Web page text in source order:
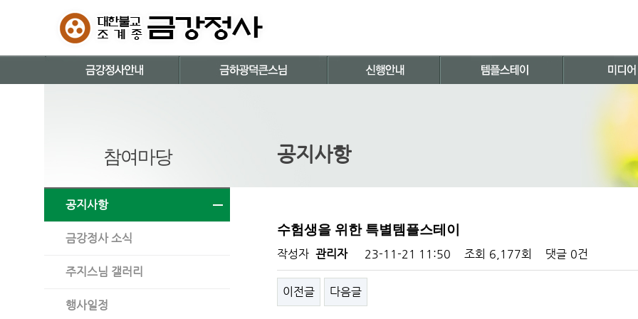
참여마당
공지사항
금강정사 소식
주지스님 갤러리
행사일정
공지사항
수험생을 위한 특별템플스테이
작성자 관리자 23-11-21 11:50 조회 6,177회 댓글 0건
이전글 다음글